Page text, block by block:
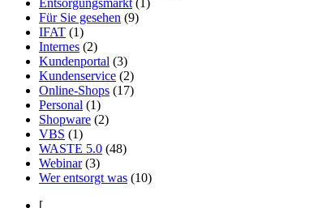
Für Sie gesehen (9)
IFAT (1)
Internes (2)
Kundenportal (3)
Kundenservice (2)
Online-Shops (17)
Personal (1)
Shopware (2)
VBS (1)
WASTE 5.0 (48)
Webinar(3)
Wer entsorgt was (10)
[